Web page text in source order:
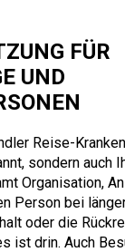
FÜR
UND
Reise-
sondern auch
Organisation,
Person bei
oder die
ist drin. Auch